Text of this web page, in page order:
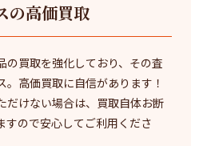
の高価買取
の買取を強化しており、その査
。高価買取に自信があります！
だけない場合は、買取自体お断
すので安心してご利用くださ